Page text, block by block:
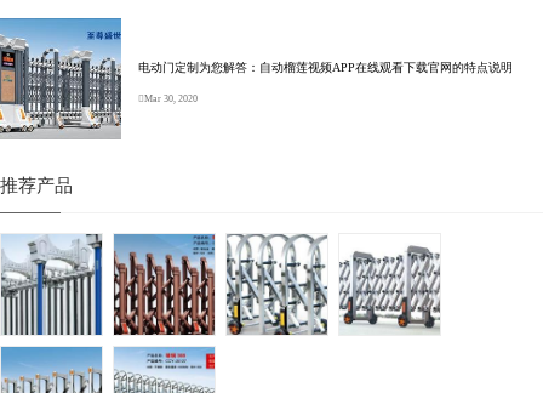
电动门定制为您解答：自动榴莲视频APP在线观看下载官网的特点说明
Mar 30, 2020
推荐产品